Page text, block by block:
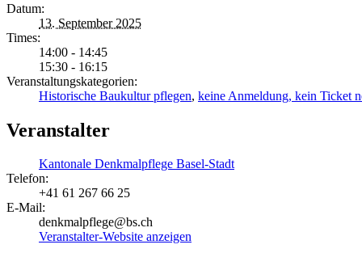
Datum:
13. September 2025
Times:
14:00 - 14:45
15:30 - 16:15
Veranstaltungskategorien:
Historische Baukultur pflegen, keine Anmeldung, kein Ticket
Veranstalter
Kantonale Denkmalpflege Basel-Stadt
Telefon:
+41 61 267 66 25
E-Mail:
denkmalpflege@bs.ch
Veranstalter-Website anzeigen